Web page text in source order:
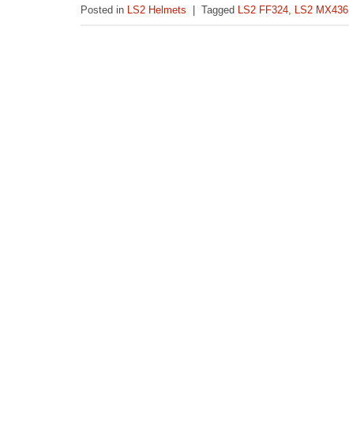
Posted in LS2 Helmets Tagged LS2 FF324 LS2 MX436